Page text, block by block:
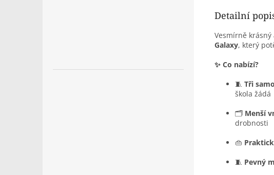
Detailní
Vesmírně
Galaxy, který
✨ Co nabízí?
🧵 Tři
škola žádá
🗂️ Menší
drobnosti
👜
🧵 Pevný